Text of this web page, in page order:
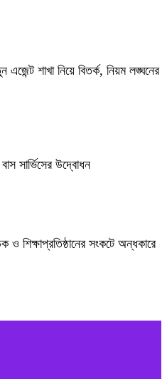
এজেন্ট শাখা নিয়ে বিতর্ক, নিয়ম লঙ্ঘনের
সার্ভিসের উদ্বোধন
ও শিক্ষাপ্রতিষ্ঠানের সংকটে অন্ধকারে